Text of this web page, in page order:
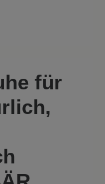
für